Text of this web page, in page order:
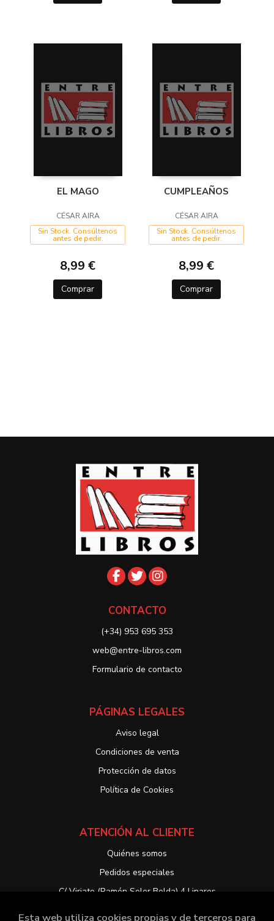
EL MAGO
CÉSAR AIRA
Sin Stock. Consúltenos
antes de pedir.
8,99 €
Comprar
CUMPLEAÑOS
CÉSAR AIRA
Sin Stock. Consúltenos
antes de pedir.
8,99 €
Comprar
CONTACTO
(+34) 953 695 353
web@entre-libros.com
Formulario de contacto
PÁGINAS LEGALES
Aviso legal
Condiciones de venta
Protección de datos
Política de Cookies
ATENCIÓN AL CLIENTE
Quiénes somos
Pedidos especiales
C/ Viriato (Ramón Soler Belda) 4 Linares
Esta web utiliza cookies propias y de terceros para